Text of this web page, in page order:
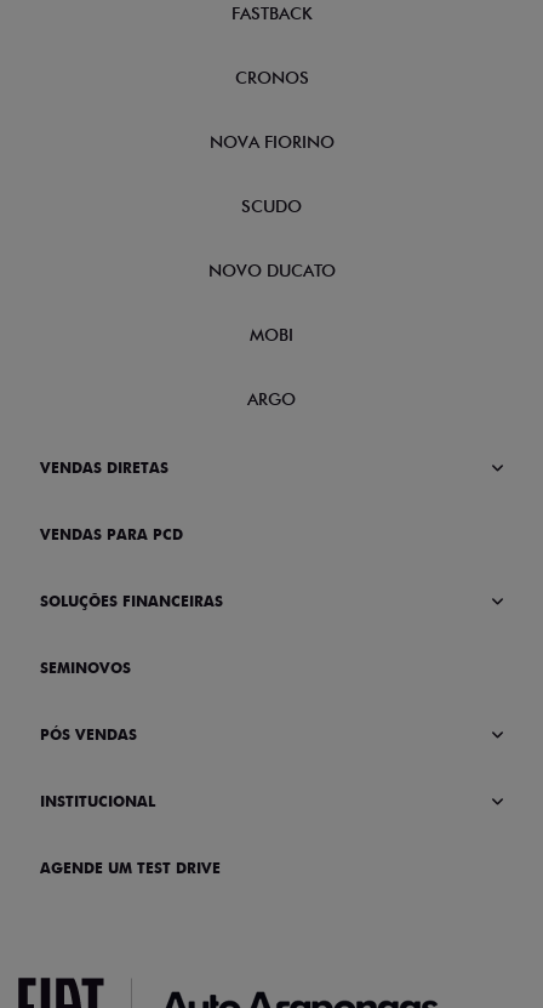
FASTBACK
CRONOS
NOVA FIORINO
SCUDO
NOVO DUCATO
MOBI
ARGO
VENDAS DIRETAS
VENDAS PARA PCD
SOLUÇÕES FINANCEIRAS
SEMINOVOS
PÓS VENDAS
INSTITUCIONAL
AGENDE UM TEST DRIVE